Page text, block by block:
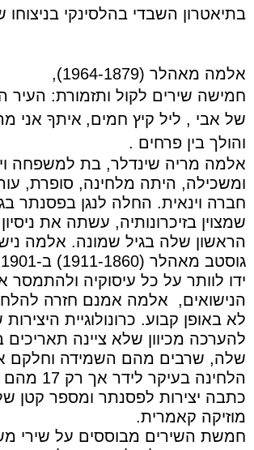
בתיאטרון השבדי בהלסינקי בניצוחו
אלמה מאהלר (1964-1879),
חמישה שירים לקול ותזמורת:
של אבי , ליל קיץ חמים, איתךָ אני
והולך בין פרחים .
אלמה מריה שינדלר, בת למשפחה
ומשכילה, היתה מלחינה, סופרת,
חברה וינאית. החלה לנגן בפסנתר
שמצוין בזיכרונותיה, עשתה את
הראשון שלה בגיל שמונה. אלמה
ידו לוותר על כל עיסוקיה ולהתמסר
הנישואים,
לא באופן קבוע. כרונולוגיית
להערכה מכיוון שלא ציינה תאריכים
שלה, שרבים מהם השמידה וחלקם
הלחינה
כתבה יצירות לפסנתר ומספר קטן
מוזיקה קאמרית.
חמשת השירים מבוססים על שירי